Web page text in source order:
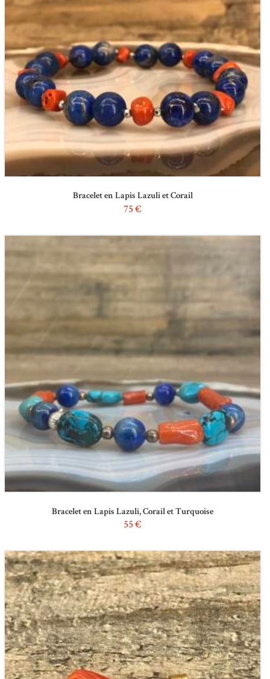
Bracelet en Lapis Lazuli et Corail
75€
Bracelet en Lapis Lazuli, Corail et Turquoise
55€